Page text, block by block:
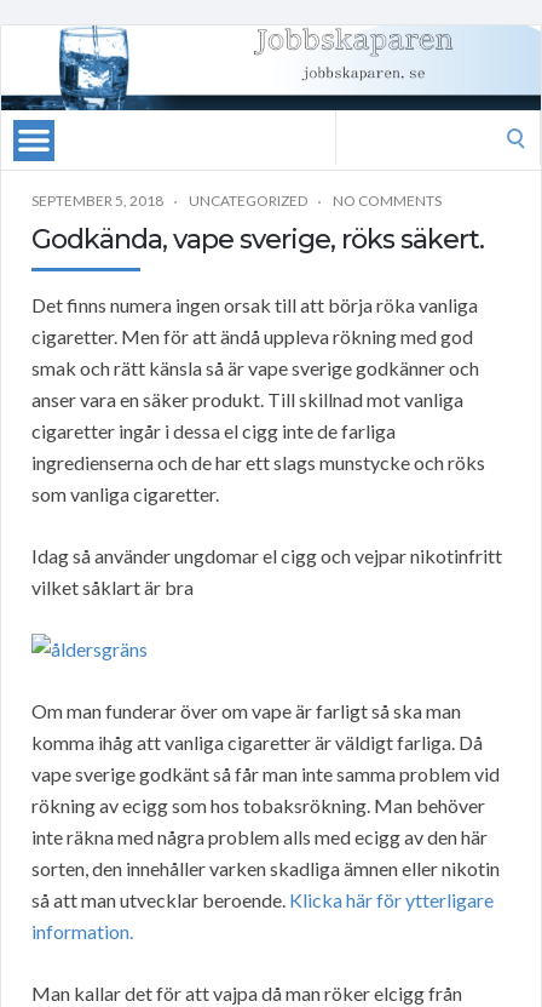
SEPTEMBER 5, 2018 UNCATEGORIZED NO COMMENTS
Godkända, vape sverige, röks säkert.
Det finns numera ingen orsak till att börja röka vanliga
cigaretter. Men för att ändå uppleva rökning med god
smak och rätt känsla så är vape sverige godkänner och
anser vara en säker produkt. Till skillnad mot vanliga
cigaretter ingår i dessa el cigg inte de farliga
ingredienserna och de har ett slags munstycke och röks
som vanliga cigaretter.
Idag så använder ungdomar el cigg och vejpar nikotinfritt
vilket såklart är bra
Om man funderar över om vape är farligt så ska man
komma ihåg att vanliga cigaretter är väldigt farliga. Då
vape sverige godkänt så får man inte samma problem vid
rökning av ecigg som hos tobaksrökning. Man behöver
inte räkna med några problem alls med ecigg av den här
sorten, den innehåller varken skadliga ämnen eller nikotin
så att man utvecklar beroende. Klicka här för ytterligare
information.
Man kallar det för att vajpa då man röker elcigg från